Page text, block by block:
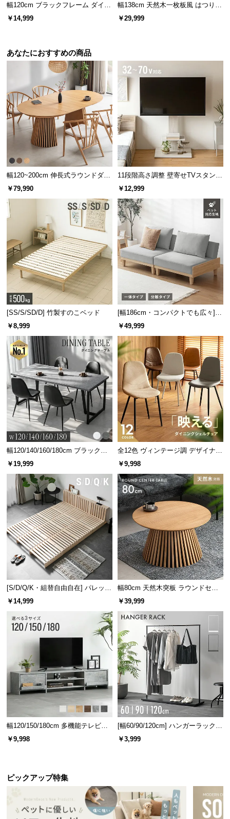
幅120cm ブラックフレーム ダイニ
ングテーブル 大理石調 4人掛け
￥14,999
幅138cm 天然木一枚板風 はつりダ
イニングテーブル リアル木目調 4
￥29,999
あなたにおすすめの商品
幅120~200cm 伸長式ラウンドダイ
ニングテーブル 6人掛け 天然木突
￥79,990
11段階高さ調整 壁寄せTVスタンド
キャスター付き 上下左右角度調節
￥12,999
[SS/S/SD/D] 竹製すのこベッド
￥8,999
[幅186cm・コンパクトでも広々] 3
人掛けソファベッド リクライニン
￥49,999
幅120/140/160/180cm ブラックフ
レーム ダイニング 大理石調 4人掛
￥19,999
全12色 ヴィンテージ調 デザイナー
ズシェルチェア
￥9,998
[S/D/Q/K・組替自由自在] パレット
ベッド 8/12/16枚セット
￥14,999
幅80cm 天然木突板 ラウンドセン
ターテーブル 美しい格子デザイン
￥39,999
幅120/150/180cm 多機能テレビボ
ード 木目/石目調 オープン収納・
￥9,998
[幅60/90/120cm] ハンガーラック
スチール 4段階高さ調節 サイドフ
￥3,999
ピックアップ特集